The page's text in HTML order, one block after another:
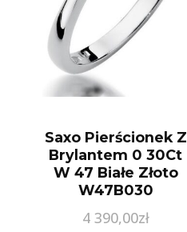
Saxo Pierścionek Z
Brylantem 0 30Ct
W 47 Białe Złoto
W47B030
4 390,00zł